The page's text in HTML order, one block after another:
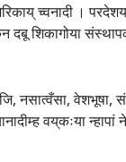
च्वनादी । परदेशय्
दबू शिकागोया
नसात्वँसा, वेशभूषा,
वय्‌कःया न्हापां